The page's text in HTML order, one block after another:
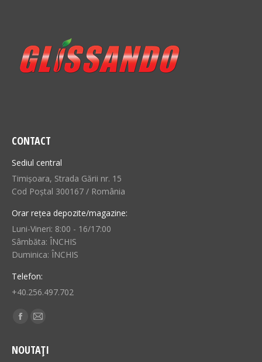
CONTACT
Sediul central
Timișoara, Strada Gării nr. 15
Cod Poștal 300167 / România
Orar rețea depozite/magazine:
Luni-Vineri: 8:00 - 16/17:00
Sâmbăta: ÎNCHIS
Duminica: ÎNCHIS
Telefon:
+40.256.497.702
Find us on:
Facebook
opens
Mail
opens
NOUTAȚI